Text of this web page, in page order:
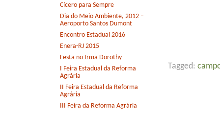
Cícero para Sempre
Dia do Meio Ambiente, 2012 –
Aeroporto Santos Dumont
Encontro Estadual 2016
Enera-RJ 2015
Festã no Irmã Dorothy
I Feira Estadual da Reforma
Agrária
II Feira Estadual da Reforma
Agrária
III Feira da Reforma Agrária
Tagged: